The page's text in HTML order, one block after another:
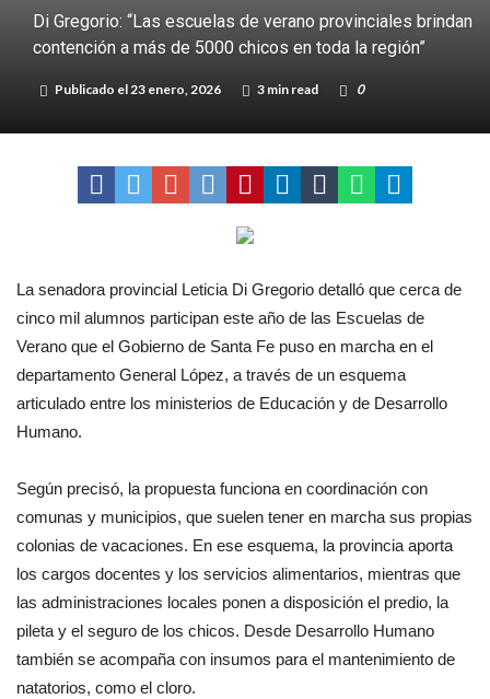
de Los Quirquinchos
Villada: evalúan obras preventivas ante posibles lluvias intensas
Di Gregorio: “Las escuelas de verano provinciales brindan
contención a más de 5000 chicos en toda la región”
Publicado el23 enero, 2026 3 min read 0
La senadora provincial Leticia Di Gregorio detalló que cerca de
cinco mil alumnos participan este año de las Escuelas de
Verano que el Gobierno de Santa Fe puso en marcha en el
departamento General López, a través de un esquema
articulado entre los ministerios de Educación y de Desarrollo
Humano.
Según precisó, la propuesta funciona en coordinación con
comunas y municipios, que suelen tener en marcha sus propias
colonias de vacaciones. En ese esquema, la provincia aporta
los cargos docentes y los servicios alimentarios, mientras que
las administraciones locales ponen a disposición el predio, la
pileta y el seguro de los chicos. Desde Desarrollo Humano
también se acompaña con insumos para el mantenimiento de
natatorios, como el cloro.